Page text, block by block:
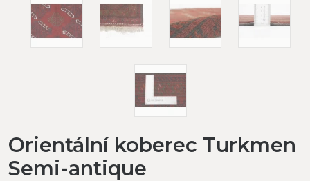
Orientální koberec Turkmen
Semi-antique